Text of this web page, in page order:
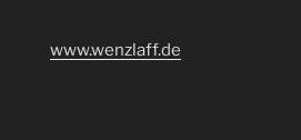
www.wenzlaff.de